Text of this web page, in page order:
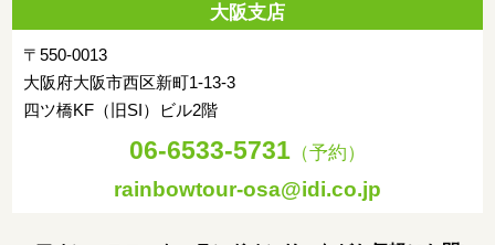
大阪支店
〒550-0013
大阪府大阪市西区新町1-13-3
四ツ橋KF（旧SI）ビル2階
06-6533-5731 （予約）
rainbowtour-osa@idi.co.jp